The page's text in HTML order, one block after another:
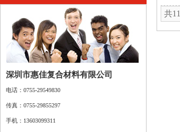
深圳市惠佳复合材料有限公司
电话：0755-29549830
传真：0755-29855297
手机： 13603099311
共